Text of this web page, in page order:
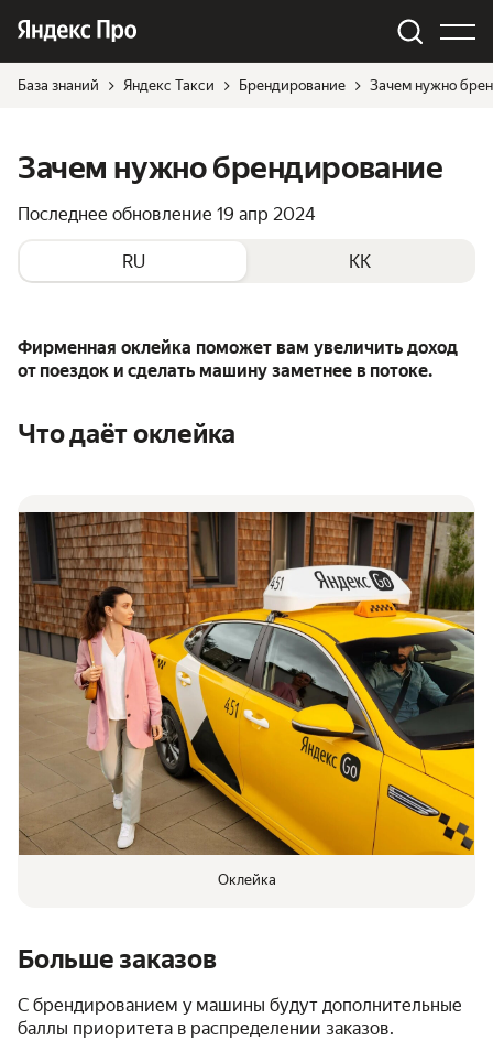
База знаний Яндекс Такси Брендирование Зачем нужно
Зачем нужно брендирование
Последнее обновление 19 апр 2024
RU KK
Фирменная оклейка поможет вам увеличить доход
от поездок и сделать машину заметнее в потоке.
Что даёт оклейка
Оклейка
Больше заказов
С брендированием у машины будут дополнительные
баллы приоритета в распределении заказов.